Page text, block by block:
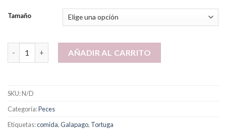
Tamaño
Tortuga/Galapago Sticks, 90gr. cantidad
AÑADIR AL CARRITO
SKU:N/D
Categoría:Peces
Etiquetas:comida,Galapago, Tortuga